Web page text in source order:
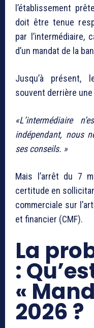
l’établissement
doit être tenue
par l’intermédiaire,
d’un mandat de la
Jusqu’à présent,
souvent derrière
«L’intermédiaire
indépendant, nous
ses conseils. »
Mais l’arrêt du 7
certitude en
commerciale sur
et financier (CMF).
La
:
«
2026 ?